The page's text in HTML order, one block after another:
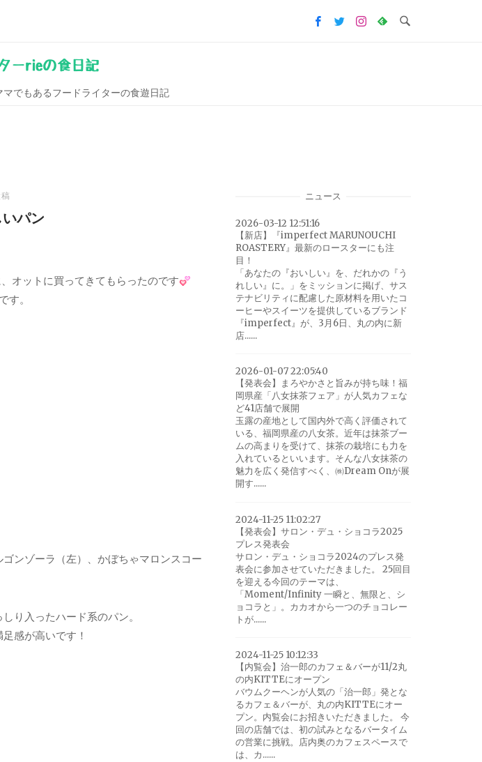
ーrieの食日記
でもあるフードライターの食遊日記
パン
オットに買ってきてもらったのです
す。
ンゾーラ（左）、かぼちゃマロンスコー
り入ったハード系のパン。
感が高いです！
ニュース
2026-03-12 12:51:16
【新店】『imperfect MARUNOUCHI
ROASTERY』最新のロースターにも注
目！
「あなたの『おいしい』を、だれかの『う
れしい』に。」をミッションに掲げ、サス
テナビリティに配慮した原材料を用いたコ
ーヒーやスイーツを提供しているブランド
『imperfect』が、3月6日、丸の内に新
店......
2026-01-07 22:05:40
【発表会】まろやかさと旨みが持ち味！福
岡県産「八女抹茶フェア」が人気カフェな
ど41店舗で展開
玉露の産地として国内外で高く評価されて
いる、福岡県産の八女茶。近年は抹茶ブー
ムの高まりを受けて、抹茶の栽培にも力を
入れているといいます。そんな八女抹茶の
魅力を広く発信すべく、㈱Dream Onが展
開す......
2024-11-25 11:02:27
【発表会】サロン・デュ・ショコラ2025
プレス発表会
サロン・デュ・ショコラ2024のプレス発
表会に参加させていただきました。 25回目
を迎える今回のテーマは、
「Moment/Infinity 一瞬と、無限と、シ
ョコラと」。カカオから一つのチョコレー
トが......
2024-11-25 10:12:33
【内覧会】治一郎のカフェ＆バーが11/2丸
の内KITTEにオープン
バウムクーヘンが人気の「治一郎」発とな
るカフェ＆バーが、丸の内KITTEにオー
プン。内覧会にお招きいただきました。 今
回の店舗では、初の試みとなるバータイム
の営業に挑戦。店内奥のカフェスペースで
は、カ......